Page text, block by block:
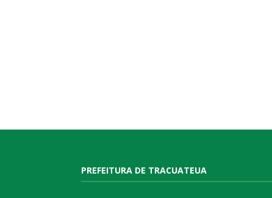
PREFEITURA DE TRACUATEUA